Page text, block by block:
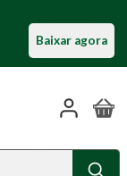
Baixar agora